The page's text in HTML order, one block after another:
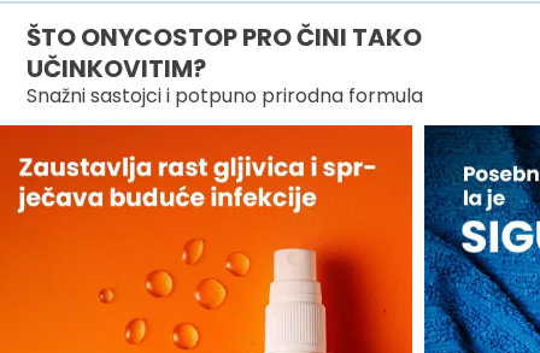
ŠTO ONYCOSTOP PRO ČINI TAKO
UČINKOVITIM?
Snažni sastojci i potpuno prirodna formula